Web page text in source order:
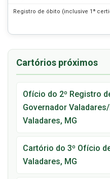
Registro de óbito (inclusive 1ª
Cartórios próximos
Ofício do 2º Registro
Governador
Valadares, MG
Cartório do 3º Ofício
Valadares, MG